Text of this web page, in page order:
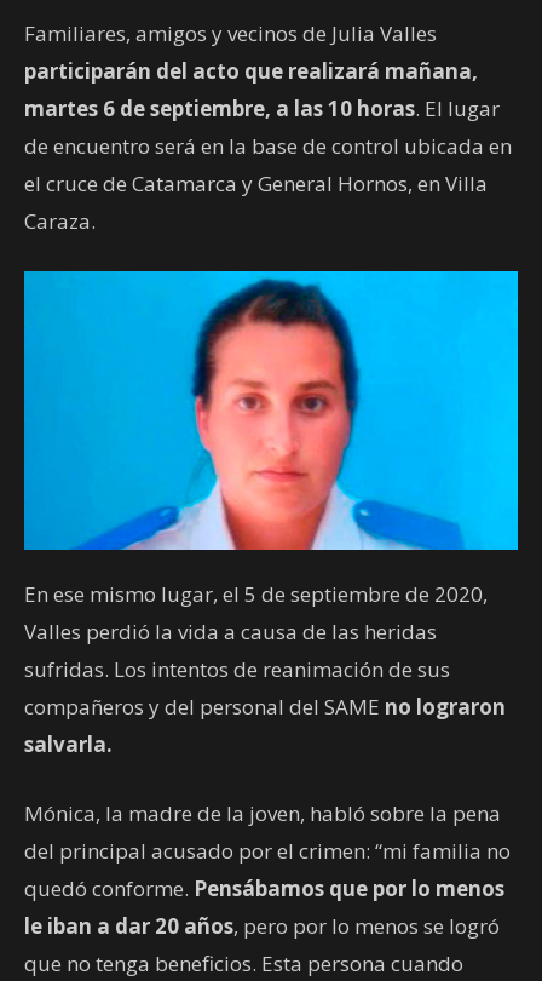
Familiares, amigos y vecinos de Julia Valles
participarán del acto que realizará mañana,
martes 6 de septiembre, a las 10 horas. El lugar
de encuentro será en la base de control ubicada en
el cruce de Catamarca y General Hornos, en Villa
Caraza.
En ese mismo lugar, el 5 de septiembre de 2020,
Valles perdió la vida a causa de las heridas
sufridas. Los intentos de reanimación de sus
compañeros y del personal del SAME no lograron
salvarla.
Mónica, la madre de la joven, habló sobre la pena
del principal acusado por el crimen: “mi familia no
quedó conforme. Pensábamos que por lo menos
le iban a dar 20 años, pero por lo menos se logró
que no tenga beneficios. Esta persona cuando